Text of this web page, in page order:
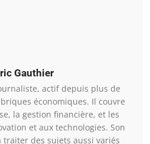
Gauthier
actif depuis plus de
économiques. Il couvre
la gestion financière, et les
et aux technologies. Son
traiter des sujets aussi variés